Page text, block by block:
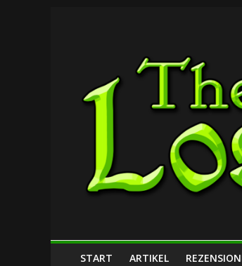
Lost
Dungeon
START ARTIKEL